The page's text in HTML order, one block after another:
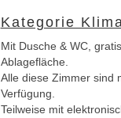
Kategorie
Mit Dusche & WC,
Ablagefläche.
Alle diese Zimmer sind
Verfügung.
Teilweise mit